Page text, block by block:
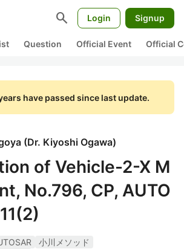
search Login Signup
Question Official Event Official
have passed since last update.
(Dr. Kiyoshi Ogawa)
of Vehicle-2-X M
No.796, CP, AUTO
小川メソッド